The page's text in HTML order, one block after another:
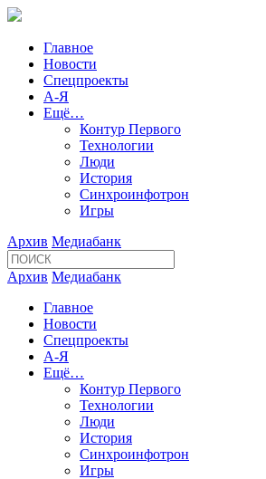
Главное
Новости
Спецпроекты
А-Я
Ещё…
Контур Первого
Технологии
Люди
История
Синхроинфотрон
Игры
Архив Медиабанк
Архив Медиабанк
Главное
Новости
Спецпроекты
А-Я
Ещё…
Контур Первого
Технологии
Люди
История
Синхроинфотрон
Игры